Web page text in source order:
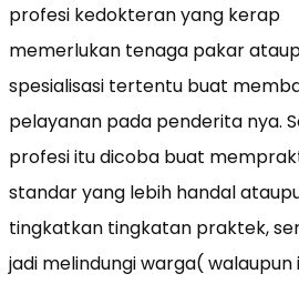
profesi kedokteran yang kerap
memerlukan tenaga pakar
spesialisasi tertentu buat
pelayanan pada penderita nya.
profesi itu dicoba buat
standar yang lebih handal
tingkatkan tingkatan praktek,
jadi melindungi warga( walaupun